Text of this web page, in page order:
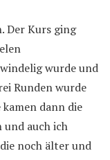
Der Kurs ging
wurde und
Runden wurde
dann die
und auch ich
noch älter und